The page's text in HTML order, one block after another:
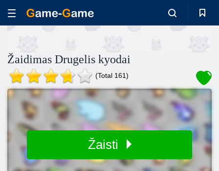
Žaidimas Drugelis kyodai
(Total 161)
Žaisti